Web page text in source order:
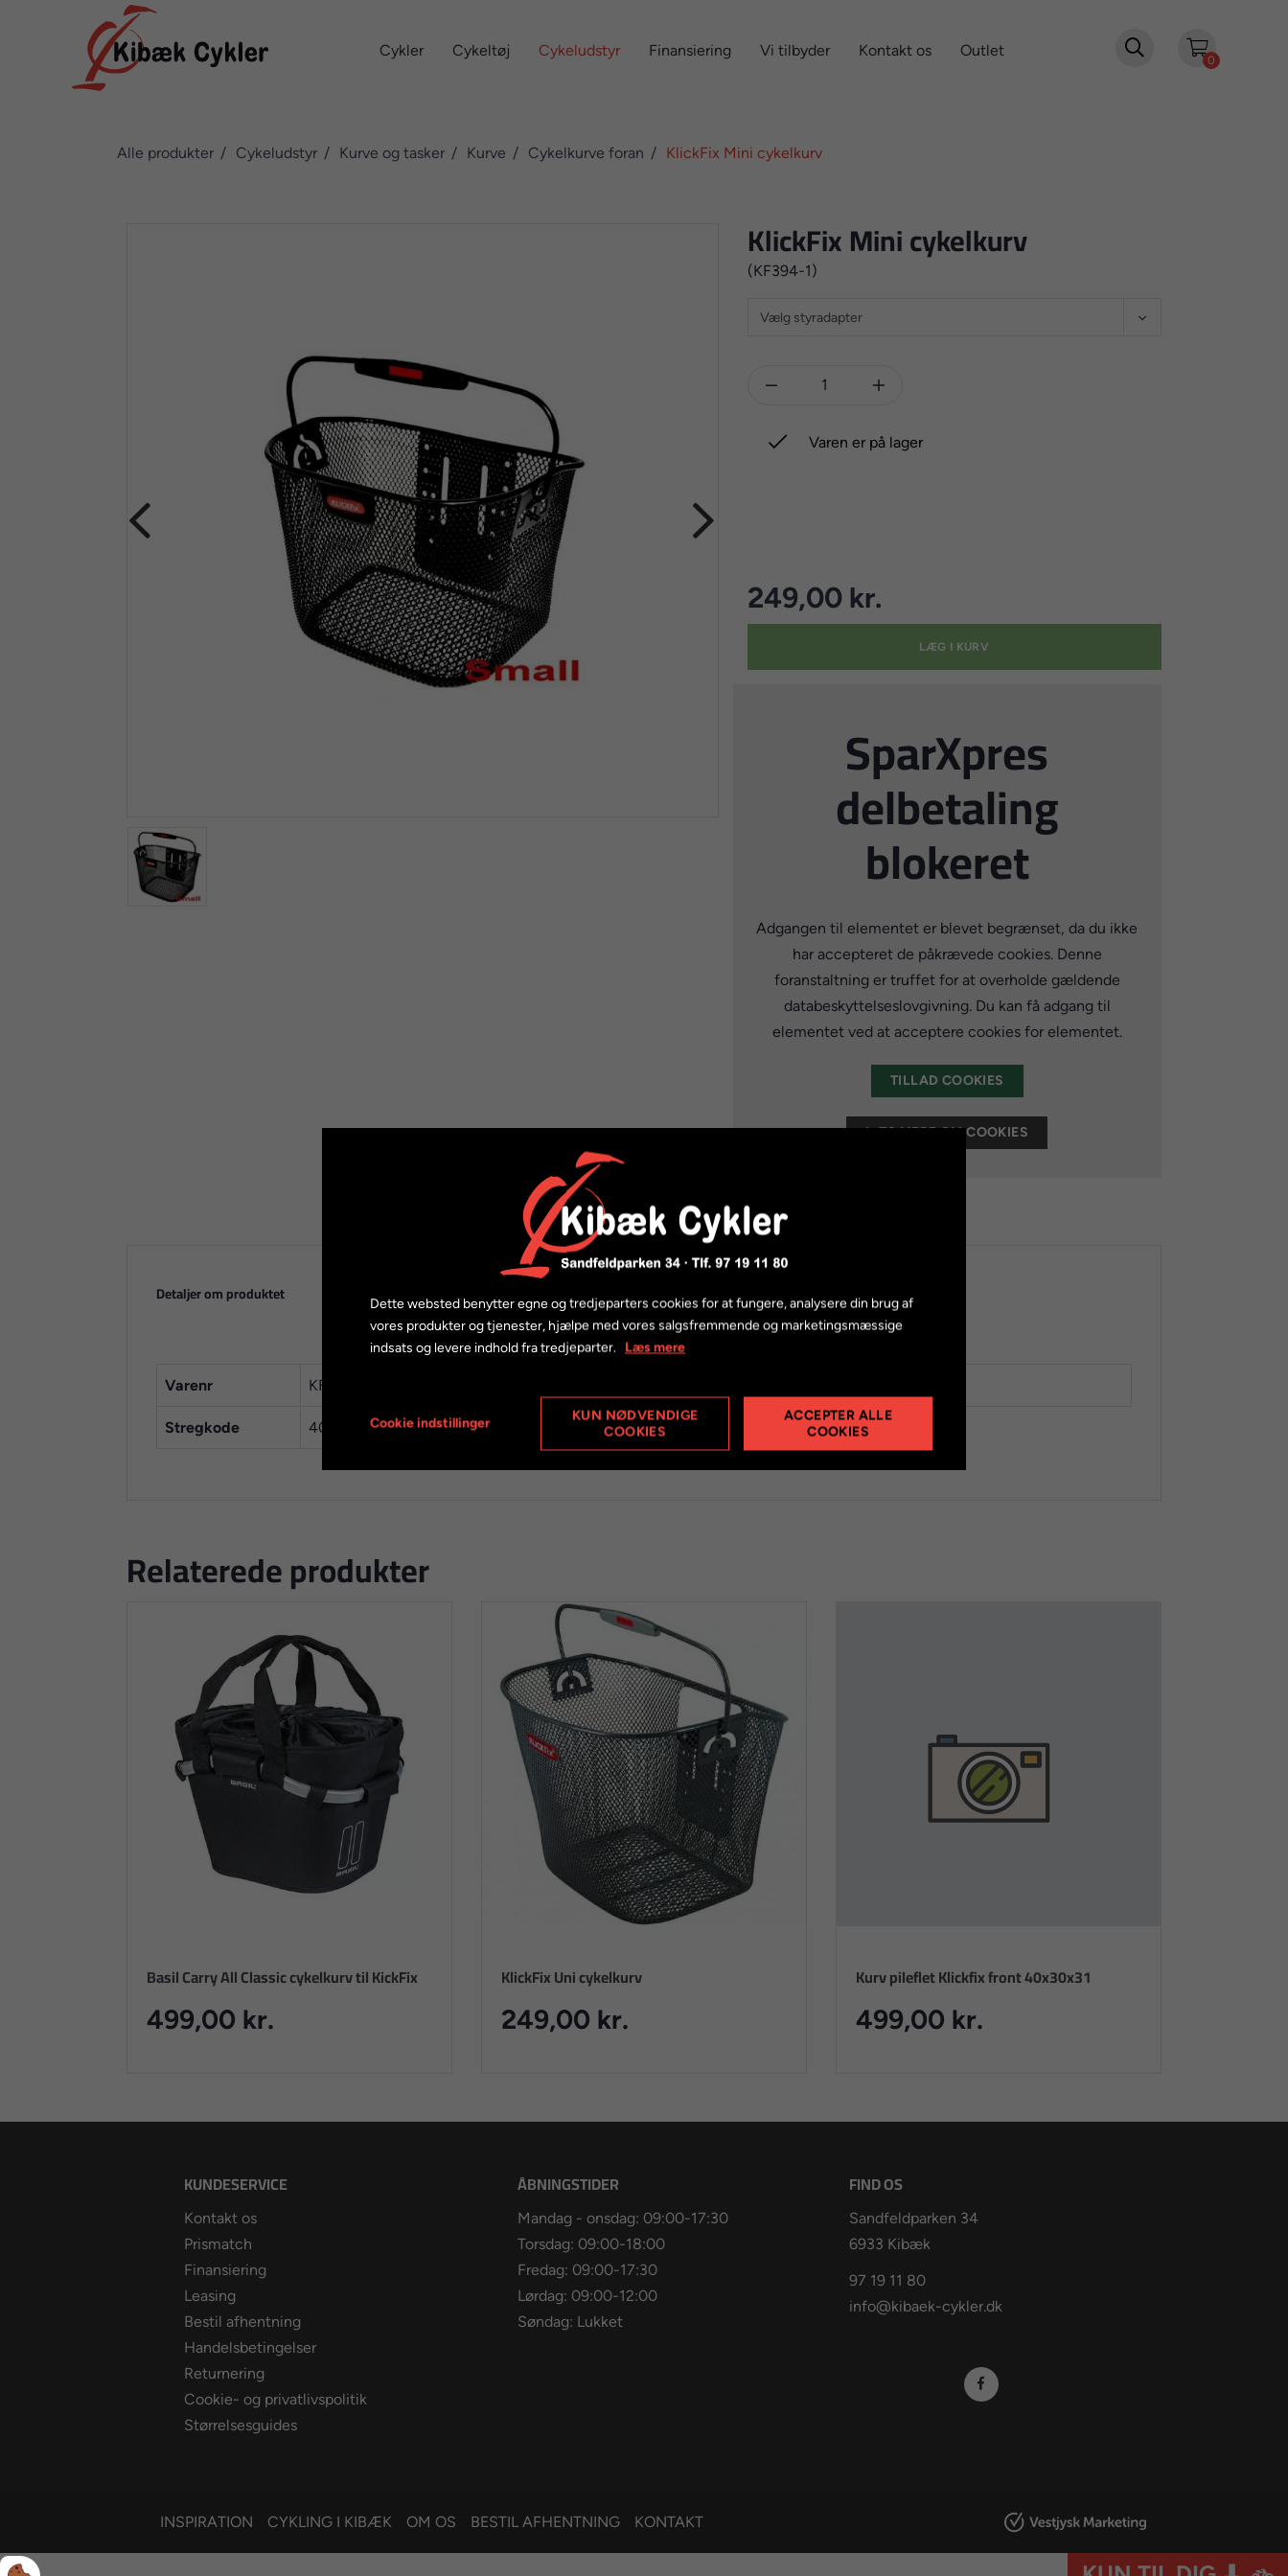
Cykler Cykeltøj Cykeludstyr Finansiering Vi tilbyder Kontakt os Outlet 
0
Alle produkter Cykeludstyr Kurve og tasker Kurve Cykelkurve foran KlickFix Mini cykelkurv
KlickFix Mini cykelkurv
(KF394-1)
 
 Varen er på lager
249,00 kr.
LÆG I KURV
SparXpres
delbetaling
blokeret
Adgangen til elementet er blevet begrænset, da du ikke
har accepteret de påkrævede cookies. Denne
foranstaltning er truffet for at overholde gældende
databeskyttelseslovgivning. Du kan få adgang til
elementet ved at acceptere cookies for elementet.
TILLAD COOKIES
LÆS MERE OM COOKIES
Detaljer om produktet
Varenr KF394-1
Stregkode 4018861001728
Relaterede produkter
Basil Carry All Classic cykelkurv til KickFix
499,00 kr.
KlickFix Uni cykelkurv
249,00 kr.
Kurv pileflet Klickfix front 40x30x31
499,00 kr.
KUNDESERVICE
Kontakt os
Prismatch
Finansiering
Leasing
Bestil afhentning
Handelsbetingelser
Returnering
Cookie- og privatlivspolitik
Størrelsesguides
ÅBNINGSTIDER
Mandag - onsdag: 09:00-17:30
Torsdag: 09:00-18:00
Fredag: 09:00-17:30
Lørdag: 09:00-12:00
Søndag: Lukket
FIND OS
Sandfeldparken 34
6933 Kibæk
97 19 11 80
info@kibaek-cykler.dk
INSPIRATION CYKLING I KIBÆK OM OS BESTIL AFHENTNING KONTAKT
Dette websted benytter egne og tredjeparters cookies for at fungere, analysere din brug af
vores produkter og tjenester, hjælpe med vores salgsfremmende og marketingsmæssige
indsats og levere indhold fra tredjeparter. Læs mere
Cookie indstillinger
KUN NØDVENDIGE
COOKIES
ACCEPTER ALLE
COOKIES